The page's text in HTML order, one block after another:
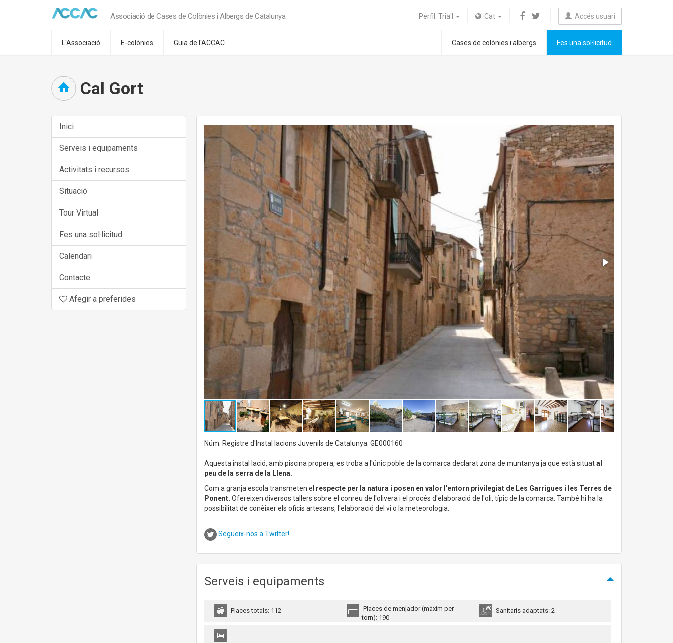
Associació de Cases de Colònies i Albergs de Catalunya Accés usuari
Cat
Perfil: Tria'l
L'Associació E-colònies Guia de l'ACCAC Fes una sol·licitud
Cases de colònies i albergs
Cal Gort
Inici
Serveis i equipaments
Activitats i recursos
Situació
Tour Virtual
Fes una sol·licitud
Calendari
Contacte
Afegir a preferides
Núm. Registre d'Instal·lacions Juvenils de Catalunya: GE000160
Aquesta instal·lació, amb piscina propera, es troba a l'únic poble de la comarca declarat zona de muntanya ja que està situatal
peu de la serra de la Llena.
Com a granja escola transmeten el respecte per la natura i posen en valor l'entorn privilegiat de Les Garrigues i les Terres de
Ponent. Ofereixen diversos tallers sobre el conreu de l'olivera i el procés d'elaboració de l'oli, típic de la comarca. També hi ha la
possibilitat de conèixer els oficis artesans, l'elaboració del vi o la meteorologia.
Segueix-nos a Twitter!
Serveis i equipaments
Places totals: 112
Places de menjador (màxim per
torn): 190
Sanitaris adaptats: 2